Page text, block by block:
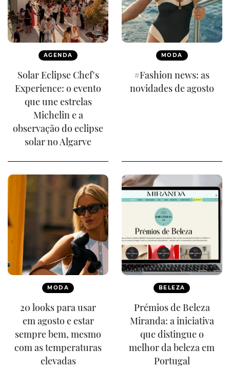
AGENDA
Solar Eclipse Chef's
Experience: o evento
que une estrelas
Michelin e a
observação do eclipse
solar no Algarve
MODA
#Fashion news: as
novidades de agosto
MODA
20 looks para usar
em agosto e estar
sempre bem, mesmo
com as temperaturas
elevadas
BELEZA
Prémios de Beleza
Miranda: a iniciativa
que distingue o
melhor da beleza em
Portugal